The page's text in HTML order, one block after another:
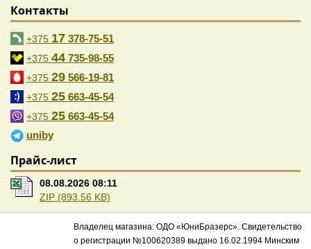
Контакты
+375 17 378-75-51
+375 44 735-98-55
+375 29 566-19-81
+375 25 663-45-54
+375 25 663-45-54
uniby
Прайс-лист
08.08.2026 08:11
ZIP (893.56 KB)
Владелец магазина: ОДО «ЮниБразерс». Свидетельство
о регистрации №100620389 выдано 16.02.1994 Минским